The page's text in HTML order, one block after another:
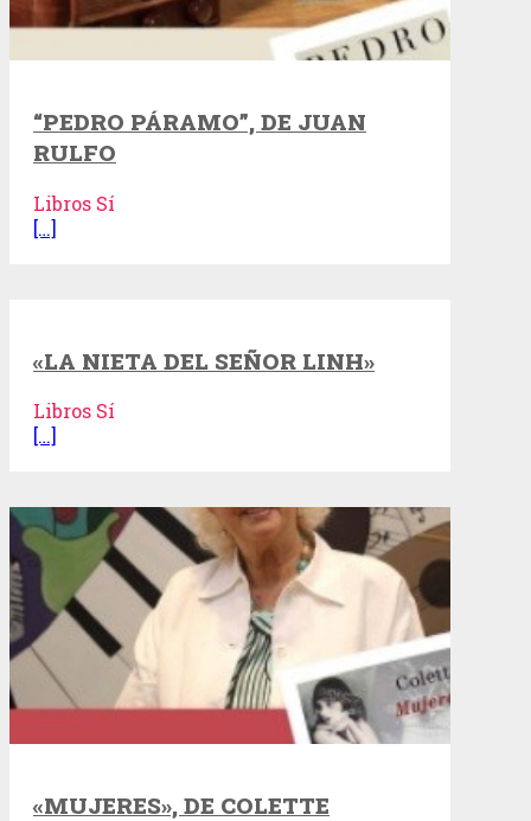
“PEDRO PÁRAMO”, DE JUAN
RULFO
Libros Sí
[…]
«LA NIETA DEL SEÑOR LINH»
Libros Sí
[…]
«MUJERES», DE COLETTE